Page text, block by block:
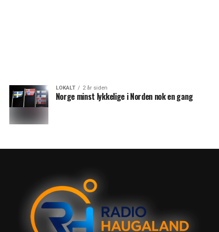
LOKALT 2 år siden
Norge minst lykkelige i Norden nok en gang